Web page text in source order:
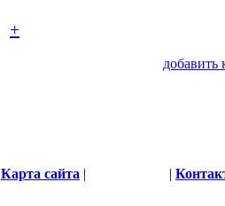
+
добавить
Карта сайта | |